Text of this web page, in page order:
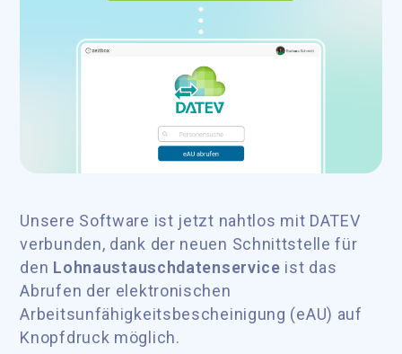
Unsere Software ist jetzt nahtlos mit DATEV
verbunden, dank der neuen Schnittstelle für
den Lohnaustauschdatenservice ist das
Abrufen der elektronischen
Arbeitsunfähigkeitsbescheinigung (eAU) auf
Knopfdruck möglich.